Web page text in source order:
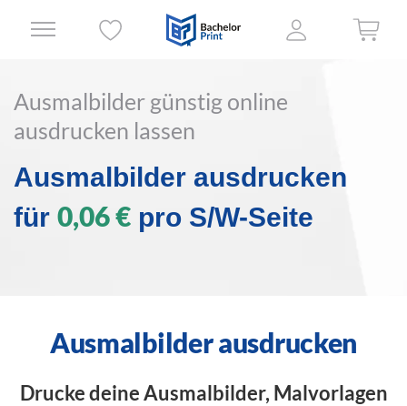
Ausmalbilder günstig online
ausdrucken lassen
Ausmalbilder ausdrucken
für 0,06 € pro S/W-Seite
Ausmalbilder ausdrucken
Drucke deine Ausmalbilder, Malvorlagen